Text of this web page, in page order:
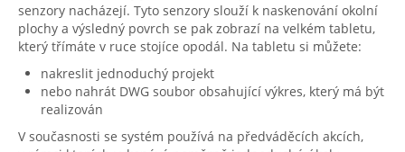
senzory nacházejí. Tyto senzory slouží k naskenování okolní
plochy a výsledný povrch se pak zobrazí na velkém tabletu,
který třímáte v ruce stojíce opodál. Na tabletu si můžete:
nakreslit jednoduchý projekt
nebo nahrát DWG soubor obsahující výkres, který má být
realizován
V současnosti se systém používá na předváděcích akcích,